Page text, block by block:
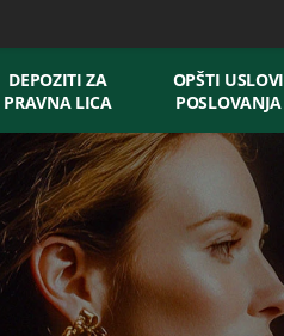
DEPOZITI ZA
PRAVNA LICA
OPŠTI USLOVI
POSLOVANJA